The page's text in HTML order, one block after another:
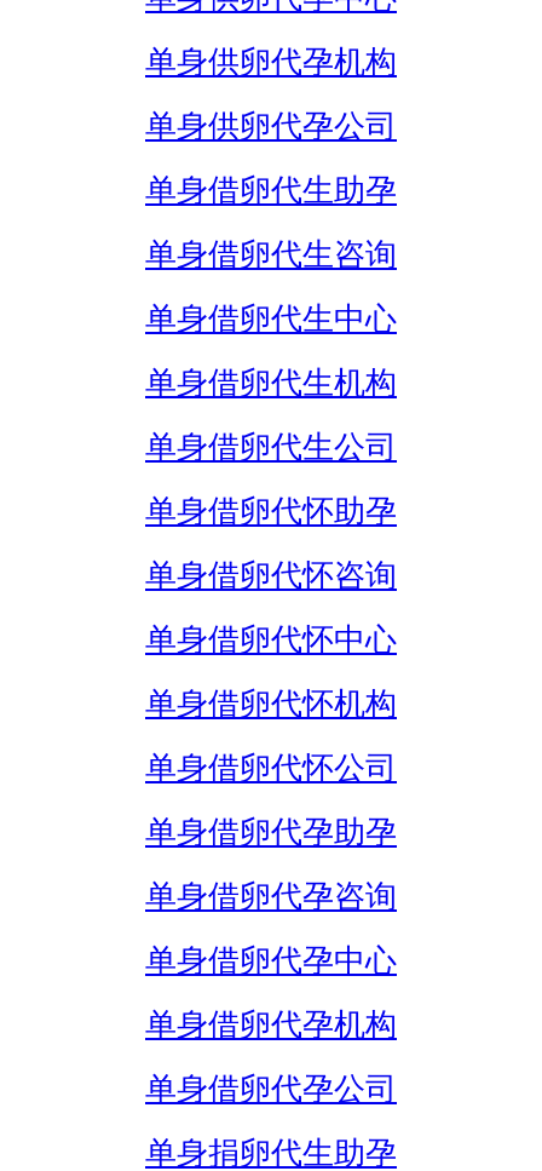
单身供卵代孕机构
单身供卵代孕公司
单身借卵代生助孕
单身借卵代生咨询
单身借卵代生中心
单身借卵代生机构
单身借卵代生公司
单身借卵代怀助孕
单身借卵代怀咨询
单身借卵代怀中心
单身借卵代怀机构
单身借卵代怀公司
单身借卵代孕助孕
单身借卵代孕咨询
单身借卵代孕中心
单身借卵代孕机构
单身借卵代孕公司
单身捐卵代生助孕